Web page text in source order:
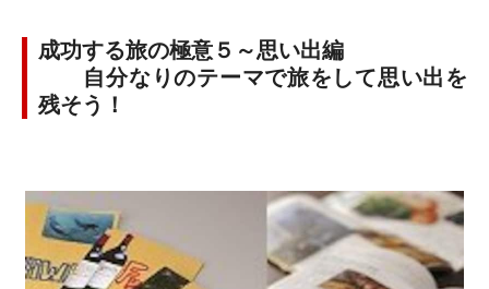
成功する旅の極意５～思い出編
自分なりのテーマで旅をして思い出を
残そう！